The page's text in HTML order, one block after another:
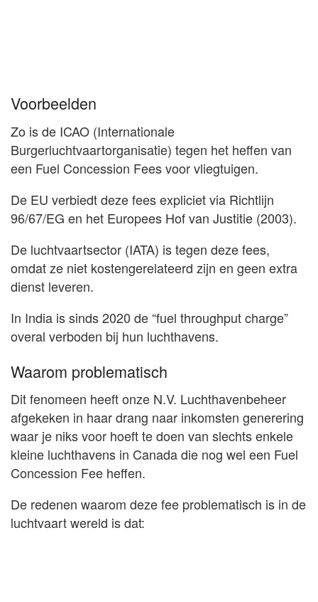
Voorbeelden
Zo is de ICAO (Internationale
Burgerluchtvaartorganisatie) tegen het heffen van
een Fuel Concession Fees voor vliegtuigen.
De EU verbiedt deze fees expliciet via Richtlijn
96/67/EG en het Europees Hof van Justitie (2003).
De luchtvaartsector (IATA) is tegen deze fees,
omdat ze niet kostengerelateerd zijn en geen extra
dienst leveren.
In India is sinds 2020 de “fuel throughput charge”
overal verboden bij hun luchthavens.
Waarom problematisch
Dit fenomeen heeft onze N.V. Luchthavenbeheer
afgekeken in haar drang naar inkomsten generering
waar je niks voor hoeft te doen van slechts enkele
kleine luchthavens in Canada die nog wel een Fuel
Concession Fee heffen.
De redenen waarom deze fee problematisch is in de
luchtvaart wereld is dat: